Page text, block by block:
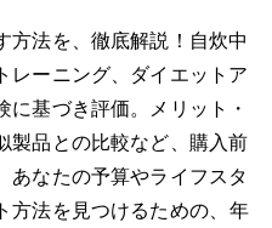
方法を、徹底解説！自炊中
レーニング、ダイエットア
に基づき評価。メリット・
製品との比較など、購入前
あなたの予算やライフスタ
法を見つけるための、2024年